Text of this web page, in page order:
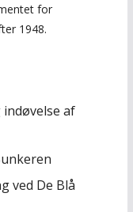
for
1948.
af
ved De Blå